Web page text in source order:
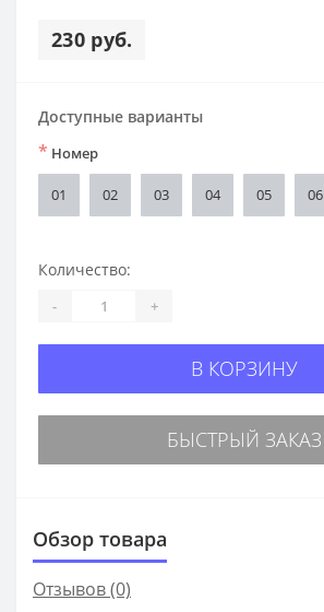
230 руб.
Доступные варианты
* Номер
01 02 03 04 05 06
Количество:
- +
В КОРЗИНУ
БЫСТРЫЙ ЗАКАЗ
Обзор товара
Отзывов (0)